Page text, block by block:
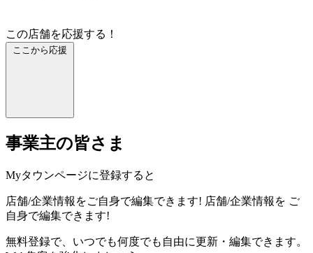
この店舗を応援する！
ここから応援
事業主の皆さま
Myタウンページに登録すると
店舗/企業情報をご自身で編集できます! 店舗/企業情報を ご
自身で編集できます!
無料登録で、いつでも何度でも自由に更新・編集できます。